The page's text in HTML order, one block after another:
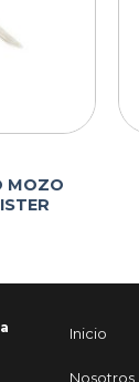
MOZO
Inicio
Nosotros